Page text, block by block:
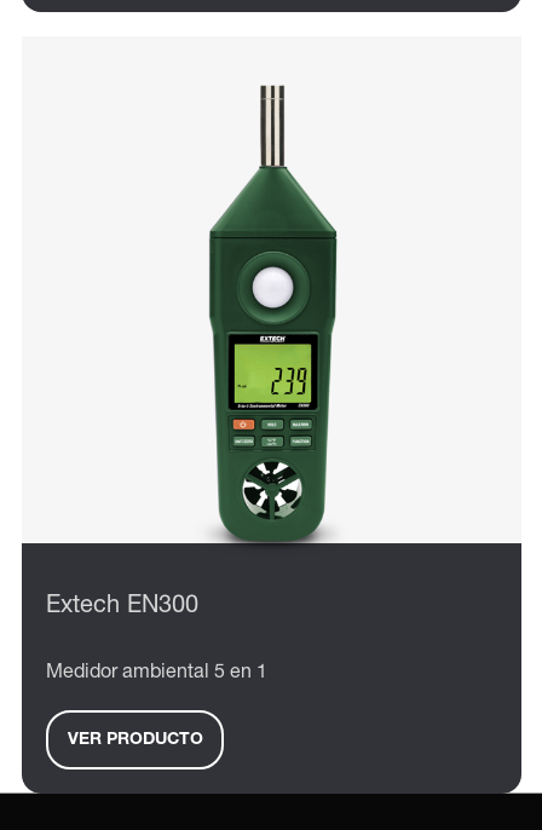
Extech EN300
Medidor ambiental 5 en 1
VER PRODUCTO